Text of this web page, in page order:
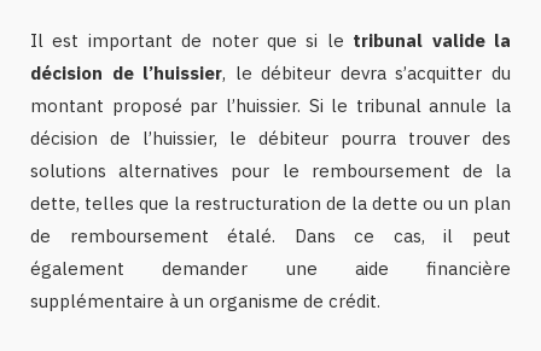
Il est important de noter que si le tribunal valide la
décision de l’huissier, le débiteur devra s’acquitter du
montant proposé par l’huissier. Si le tribunal annule la
décision de l’huissier, le débiteur pourra trouver des
solutions alternatives pour le remboursement de la
dette, telles que la restructuration de la dette ou un plan
de remboursement étalé. Dans ce cas, il peut
également demander une aide financière
supplémentaire à un organisme de crédit.